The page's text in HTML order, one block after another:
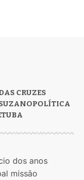
CRUZES
POLÍTICA
dos anos
missão